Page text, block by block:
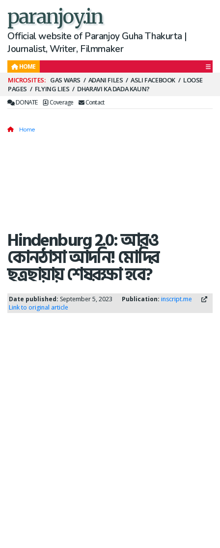
paranjoy.in
Official website of Paranjoy Guha Thakurta |
Journalist, Writer, Filmmaker
HOME
Secondary
Menu
GAS WARS ADANI FILES ASLI FACEBOOK
LOOSE
PAGES
FLYING LIES DHARAVI KA DADA KAUN?
DONATE Coverage Contact
Home
Hindenburg 2.0: আরও
কোনঠাসা আদনি! মোদির
ছত্রছায়ায় শেষরক্ষা হবে?
Date published: September 5, 2023 Publication: inscript.me
Link to original article